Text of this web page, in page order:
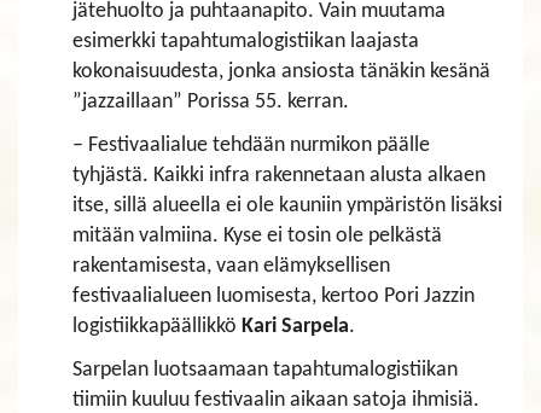
jätehuolto ja puhtaanapito. Vain muutama
esimerkki tapahtumalogistiikan laajasta
kokonaisuudesta, jonka ansiosta tänäkin kesänä
”jazzaillaan” Porissa 55. kerran.
– Festivaalialue tehdään nurmikon päälle
tyhjästä. Kaikki infra rakennetaan alusta alkaen
itse, sillä alueella ei ole kauniin ympäristön lisäksi
mitään valmiina. Kyse ei tosin ole pelkästä
rakentamisesta, vaan elämyksellisen
festivaalialueen luomisesta, kertoo Pori Jazzin
logistiikkapäällikkö Kari Sarpela.
Sarpelan luotsaamaan tapahtumalogistiikan
tiimiin kuuluu festivaalin aikaan satoja ihmisiä.